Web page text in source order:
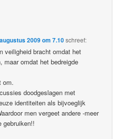
2009 om 7.10schreef:
veiligheid bracht omdat het
maar omdat het bedreigde
om.
doodgeslagen met
identiteiten als bijvoeglijk
men vergeet andere -meer
gebruiken!!